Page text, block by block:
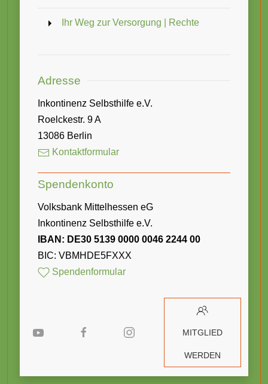
Ihr Weg zur Versorgung | Rechte
Adresse
Inkontinenz Selbsthilfe e.V.
Roelckestr. 9 A
13086 Berlin
Kontaktformular
Spendenkonto
Volksbank Mittelhessen eG
Inkontinenz Selbsthilfe e.V.
IBAN: DE30 5139 0000 0046 2244 00
BIC: VBMHDE5FXXX
Spendenformular
MITGLIED
WERDEN